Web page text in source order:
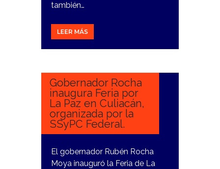
también…
LEER MÁS
7
Gobernador Rocha
inaugura Feria por
La Paz en Culiacán,
organizada por la
SSyPC Federal.
El gobernador Rubén Rocha
Moya inauguró la Feria de La